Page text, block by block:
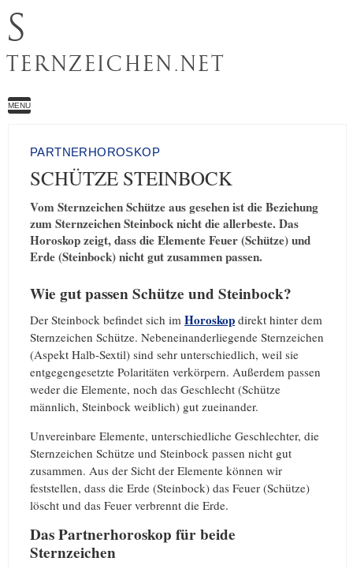
S
TERNZEICHEN.NET
MENU
PARTNERHOROSKOP
SCHÜTZE STEINBOCK
Vom Sternzeichen Schütze aus gesehen ist die Beziehung
zum Sternzeichen Steinbock nicht die allerbeste. Das
Horoskop zeigt, dass die Elemente Feuer (Schütze) und
Erde (Steinbock) nicht gut zusammen passen.
Wie gut passen Schütze und Steinbock?
Der Steinbock befindet sich im Horoskop direkt hinter dem
Sternzeichen Schütze. Nebeneinanderliegende Sternzeichen
(Aspekt Halb-Sextil) sind sehr unterschiedlich, weil sie
entgegengesetzte Polaritäten verkörpern. Außerdem passen
weder die Elemente, noch das Geschlecht (Schütze
männlich, Steinbock weiblich) gut zueinander.
Unvereinbare Elemente, unterschiedliche Geschlechter, die
Sternzeichen Schütze und Steinbock passen nicht gut
zusammen. Aus der Sicht der Elemente können wir
feststellen, dass die Erde (Steinbock) das Feuer (Schütze)
löscht und das Feuer verbrennt die Erde.
Das Partnerhoroskop für beide
Sternzeichen